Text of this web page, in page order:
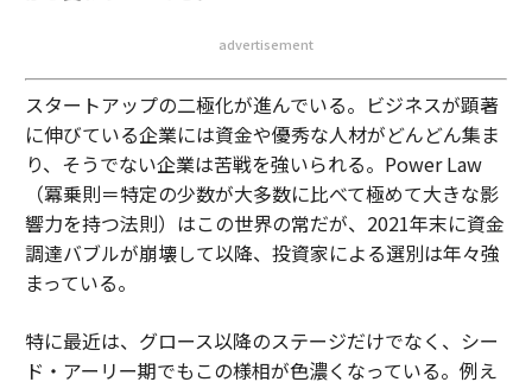
advertisement
スタートアップの二極化が進んでいる。ビジネスが顕著
に伸びている企業には資金や優秀な人材がどんどん集ま
り、そうでない企業は苦戦を強いられる。Power Law
（冪乗則＝特定の少数が大多数に比べて極めて大きな影
響力を持つ法則）はこの世界の常だが、2021年末に資金
調達バブルが崩壊して以降、投資家による選別は年々強
まっている。
特に最近は、グロース以降のステージだけでなく、シー
ド・アーリー期でもこの様相が色濃くなっている。例え